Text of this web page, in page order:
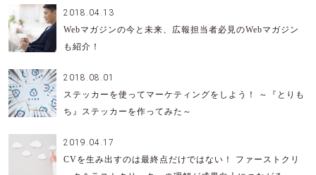
2018.04.13
Webマガジンの今と未来、広報担当者必見のWebマガジン
も紹介！
2018.08.01
ステッカーを使ってマーケティングをしよう！ ～『とりも
ち』ステッカーを作ってみた～
2019.04.17
CVを生み出すのは最終点だけではない！ ファーストクリ